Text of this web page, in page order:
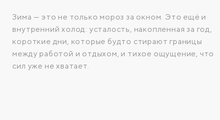
Зима — это не только мороз за окном. Это ещё и
внутренний холод: усталость, накопленная за год,
короткие дни, которые будто стирают границы
между работой и отдыхом, и тихое ощущение, что
сил уже не хватает.